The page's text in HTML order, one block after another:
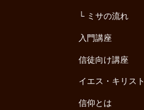
ミサの流れ
入門講座
信徒向け講座
イエス・キリスト
信仰とは